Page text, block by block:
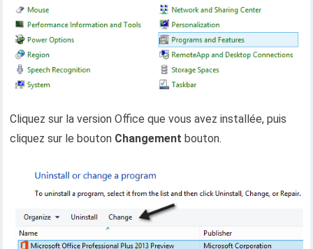
Cliquez sur la version Office que vous avez installée, puis
cliquez sur le bouton Changement bouton.